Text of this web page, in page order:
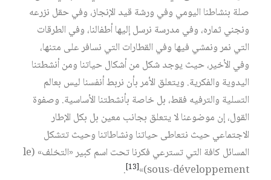
صلة بنشاطنا اليومي وفي ورشة قيد الإنجاز، وفي حقل نزرعه
ونجني ثماره، وفي مدرسة نرسل إليها أطفالنا، وفي الطرقات
التي نمر ونمشي فيها وفي القطارات التي نسافر على متنها،
وفي الأخير، حيث يوجد شكل من أشكال حياتنا ومن أنشطتنا
اليدوية والفكرية. ويتعلق الأمر بأن نربط أنفسنا ليس بعالم
التسلية والترفيه فقط، بل خاصة بأنشطتنا الأساسية. وصفوة
القول، إن موضوعنا لا يتعلق بجانب معين بل بكل الإطار
الاجتماعي حيث نتعاطى حياتنا ونشاطاتنا وحيث تتشكل
المسائل كافة التي تسترعي فكرنا تحت اسم كبير «التخلف» (le
sous-développement)»
[13]
.